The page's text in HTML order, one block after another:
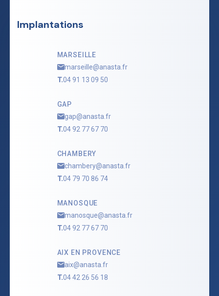
Implantations
MARSEILLE
marseille@anasta.fr
T.04 91 13 09 50
GAP
gap@anasta.fr
T.04 92 77 67 70
CHAMBERY
chambery@anasta.fr
T.04 79 70 86 74
MANOSQUE
manosque@anasta.fr
T.04 92 77 67 70
AIX EN PROVENCE
aix@anasta.fr
T.04 42 26 56 18